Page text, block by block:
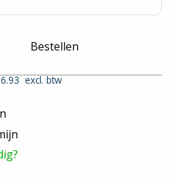
Bestellen
excl. btw